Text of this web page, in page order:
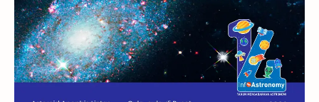
Venus Pluto Galaksi Kerdil
Gambar Harian Titan
Bintang Neutron Hubble Tips